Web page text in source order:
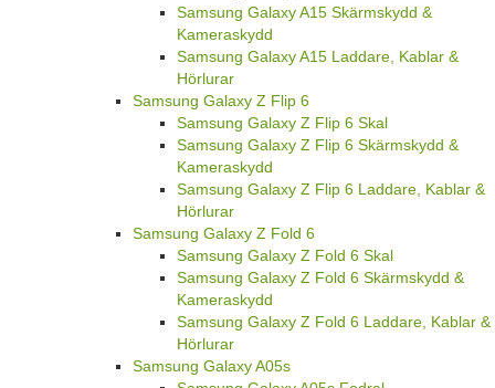
Samsung Galaxy A15 Skärmskydd &
Kameraskydd
Samsung Galaxy A15 Laddare, Kablar &
Hörlurar
Samsung Galaxy Z Flip 6
Samsung Galaxy Z Flip 6 Skal
Samsung Galaxy Z Flip 6 Skärmskydd &
Kameraskydd
Samsung Galaxy Z Flip 6 Laddare, Kablar &
Hörlurar
Samsung Galaxy Z Fold 6
Samsung Galaxy Z Fold 6 Skal
Samsung Galaxy Z Fold 6 Skärmskydd &
Kameraskydd
Samsung Galaxy Z Fold 6 Laddare, Kablar &
Hörlurar
Samsung Galaxy A05s